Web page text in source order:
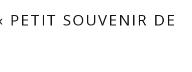
SOUVENIR DE